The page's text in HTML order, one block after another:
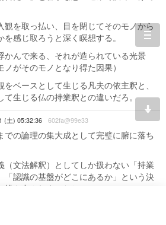
観を取っ払い、目を閉じてそのモノから
感じ取ろうと深く瞑想する。
かんで来る、それが造られている光景
がそのモノとなり得た因果）
ベースとして生じる凡夫の依主釈と、
て生じる仏の持業釈との違いだろ。
(土) 05:32:36 602fa@99e33
での論理の集大成として完璧に腑に落ち
（文法解釈）としてしか扱わない「持業
「認識の基盤がどこにあるか」という決
描き出されましたね。